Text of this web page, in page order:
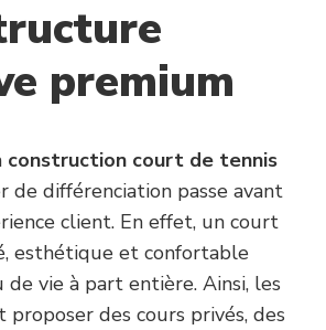
premium
construction court de tennis
de différenciation passe avant
client. En effet, un court
esthétique et confortable
vie à part entière. Ainsi, les
des cours privés, des